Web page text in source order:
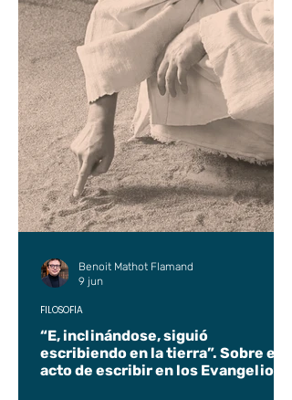
“E, inclinándose, siguió
escribiendo en la tierra”. Sobre el
acto de escribir en los Evangelios.
FILOSOFÍA
Benoit Mathot Flamand
9 jun